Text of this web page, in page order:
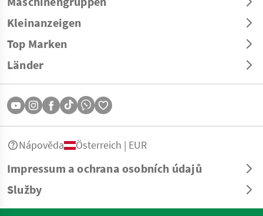
Kleinanzeigen
Top Marken
Länder
Impressum a ochrana osobních údajů
Služby
Nápověda Österreich | EUR